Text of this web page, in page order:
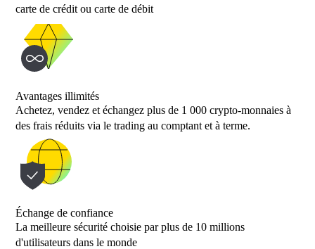
carte de crédit ou carte de débit
Avantages illimités
Achetez, vendez et échangez plus de 1 000 crypto-monnaies à
des frais réduits via le trading au comptant et à terme.
Échange de confiance
La meilleure sécurité choisie par plus de 10 millions
d'utilisateurs dans le monde